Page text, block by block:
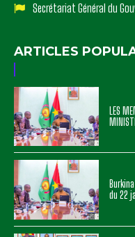
Secrétariat Général du
ARTICLES
LES
du 22